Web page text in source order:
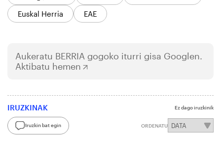
Euskal Herria
EAE
Aukeratu BERRIA gogoko iturri gisa Googlen.
Aktibatu hemen
IRUZKINAK Ez dago iruzkinik
Iruzkin bat egin ORDENATU